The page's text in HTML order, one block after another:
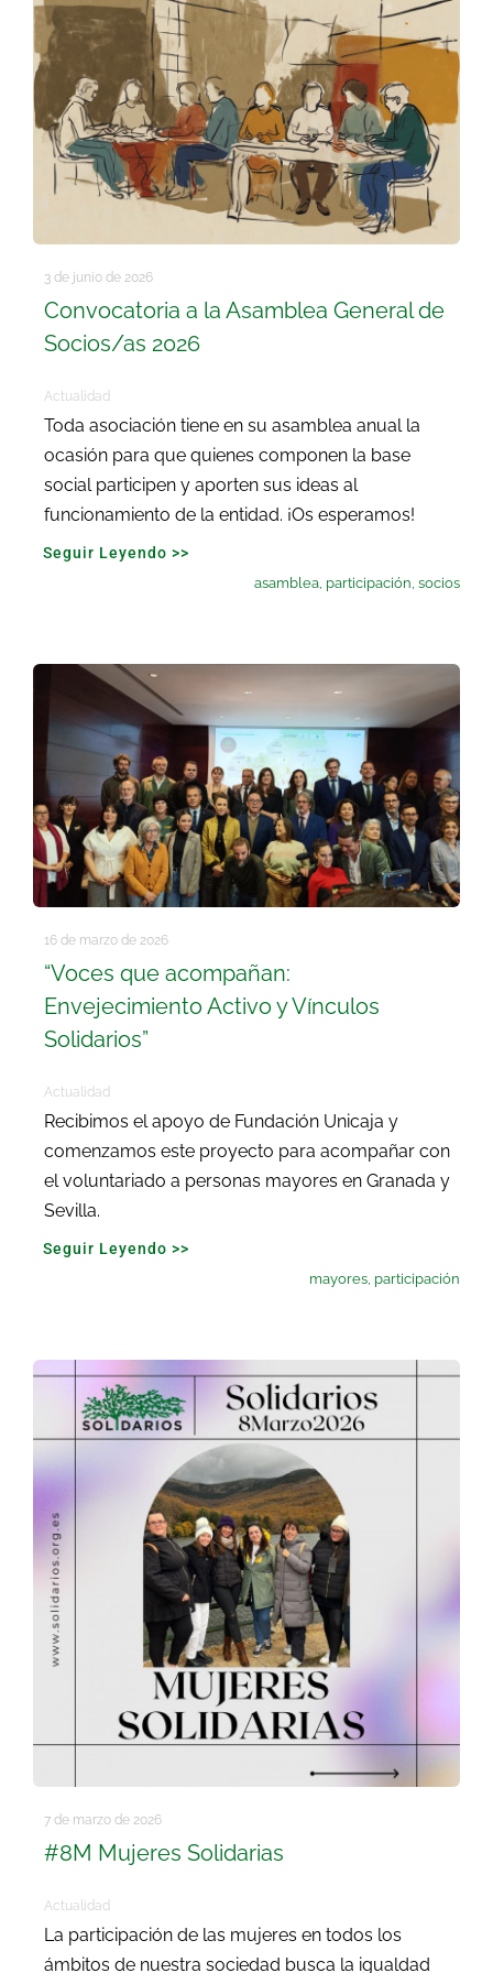
Buscar:
3 de junio de 2026
Convocatoria a la Asamblea General de
Socios/as 2026
Actualidad
Toda asociación tiene en su asamblea anual la
ocasión para que quienes componen la base
social participen y aporten sus ideas al
funcionamiento de la entidad. ¡Os esperamos!
Seguir Leyendo >>
asamblea participación ,socios
16 de marzo de 2026
“Voces que acompañan:
Envejecimiento Activo y Vínculos
Solidarios”
Actualidad
Recibimos el apoyo de Fundación Unicaja y
comenzamos este proyecto para acompañar con
el voluntariado a personas mayores en Granada y
Sevilla.
Seguir Leyendo >>
mayores participación
7 de marzo de 2026
#8M Mujeres Solidarias
Actualidad
La participación de las mujeres en todos los
ámbitos de nuestra sociedad busca la igualdad